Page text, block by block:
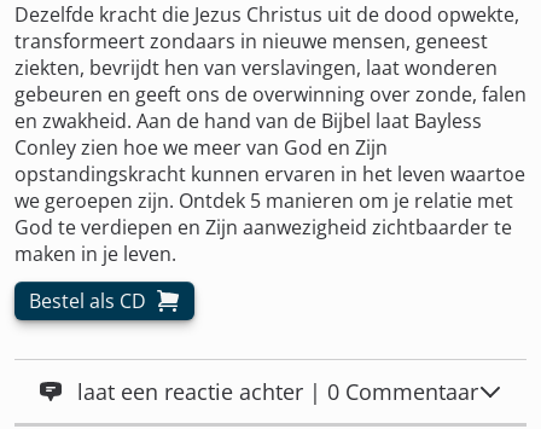
Dezelfde kracht die Jezus Christus uit de dood opwekte,
transformeert zondaars in nieuwe mensen, geneest
ziekten, bevrijdt hen van verslavingen, laat wonderen
gebeuren en geeft ons de overwinning over zonde, falen
en zwakheid. Aan de hand van de Bijbel laat Bayless
Conley zien hoe we meer van God en Zijn
opstandingskracht kunnen ervaren in het leven waartoe
we geroepen zijn. Ontdek 5 manieren om je relatie met
God te verdiepen en Zijn aanwezigheid zichtbaarder te
maken in je leven.
Bestel als CD
laat een reactie achter | 0 Commentaar